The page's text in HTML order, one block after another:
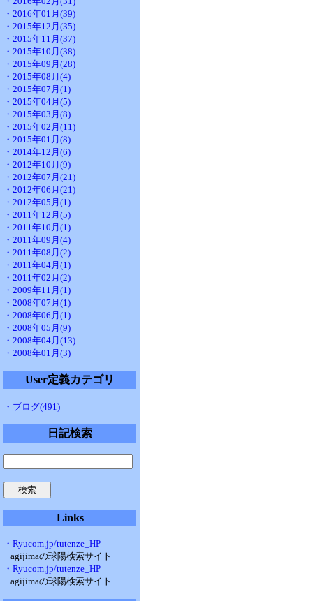
・2016年01月(39)
・2015年12月(35)
・2015年11月(37)
・2015年10月(38)
・2015年09月(28)
・2015年08月(4)
・2015年07月(1)
・2015年04月(5)
・2015年03月(8)
・2015年02月(11)
・2015年01月(8)
・2014年12月(6)
・2012年10月(9)
・2012年07月(21)
・2012年06月(21)
・2012年05月(1)
・2011年12月(5)
・2011年10月(1)
・2011年09月(4)
・2011年08月(2)
・2011年04月(1)
・2011年02月(2)
・2009年11月(1)
・2008年07月(1)
・2008年06月(1)
・2008年05月(9)
・2008年04月(13)
・2008年01月(3)
User定義カテゴリ
・ブログ(491)
日記検索
Links
・Ryucom.jp/tutenze_HP
agijimaの球陽検索サイト
・Ryucom.jp/tutenze_HP
agijimaの球陽検索サイト